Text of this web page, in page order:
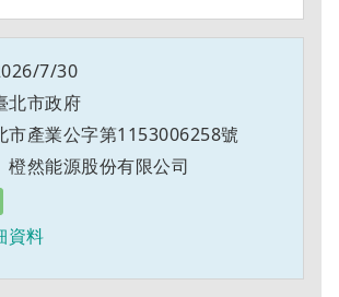
7/30
北市政府
市產業公字第1153006258號
橙然能源股份有限公司
資料